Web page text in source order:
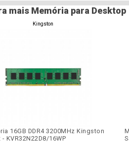
mais Memória para Desktop
Kingston
16GB DDR4 3200MHz Kingston
- KVR32N22D8/16WP